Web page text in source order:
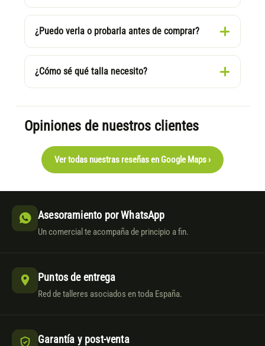
¿Puedo verla o probarla antes de comprar?
¿Cómo sé qué talla necesito?
Opiniones de nuestros clientes
Ver todas nuestras reseñas en Google Maps ›
Asesoramiento por WhatsApp
Un comercial te acompaña de principio a fin.
Puntos de entrega
Red de talleres asociados en toda España.
Garantía y post-venta